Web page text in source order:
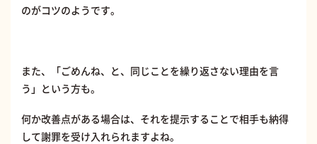
のがコツのようです。
また、「ごめんね、と、同じことを繰り返さない理由を言
う」という方も。
何か改善点がある場合は、それを提示することで相手も納得
して謝罪を受け入れられますよね。